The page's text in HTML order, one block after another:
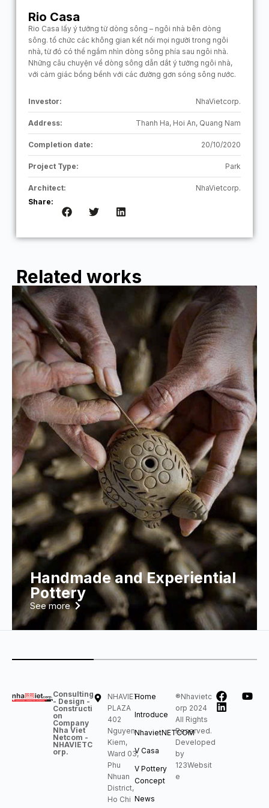
Rio Casa
Rio Casa lấy ý tưởng từ dòng sông – ngôi nhà bên dòng
sông. tổ chức các không gian kết nối mọi người trong ngôi
nhà, từ đó có thể ngắm nhìn dòng sông phía sau ngôi nhà.
Những câu chuyện về dòng sông dẫn dắt ý tưởng ngôi nhà,
với cảm giác bồng bềnh với các đường gơn sóng sông nước.
Investor: NhaVietcorp.
Address: Thanh Ha, Hoi An, Quang Nam
Completion date: 20/10/2020
Project Type: Park
Architect:
NhaVietcorp.
Share:
Related works
Handmade and Experiential
Pottery
Handmade and Experiential
Pottery
See more
Consulting
- Design -
Constructi
on
Company
Nha Viet
Netcom -
NHAVIETC
orp.
NHAVIET
PLAZA
402
Nguyen
Kiem,
Ward 03,
Phu
Nhuan
District,
Ho Chi
Home
Introduce
NhavietNETCOM
V Casa
V Pottery
Concept
News
®Nhavietc
orp 2024
All Rights
Reserved.
Developed
by
123Websit
e